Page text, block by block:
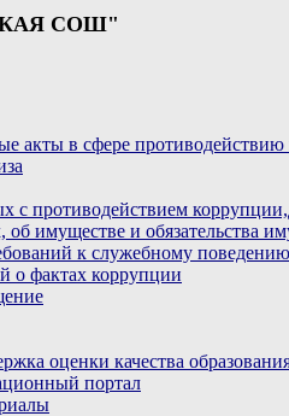
СОШ"
акты в сфере противодействию
с противодействием
об имуществе и обязательства
к служебному
о фактах коррупции
оценки качества
портал